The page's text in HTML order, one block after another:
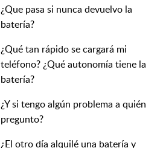
¿Que pasa si nunca devuelvo la
batería?
¿Qué tan rápido se cargará mi
teléfono? ¿Qué autonomía tiene la
batería?
¿Y si tengo algún problema a quién
pregunto?
¿El otro día alquilé una batería y